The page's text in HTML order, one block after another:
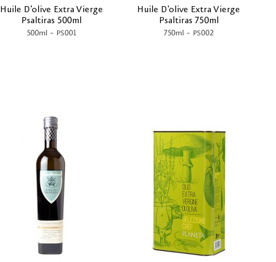
Huile D'olive Extra Vierge
Psaltiras 500ml
500ml - PS001
Huile D'olive Extra Vierge
Psaltiras 750ml
750ml - PS002